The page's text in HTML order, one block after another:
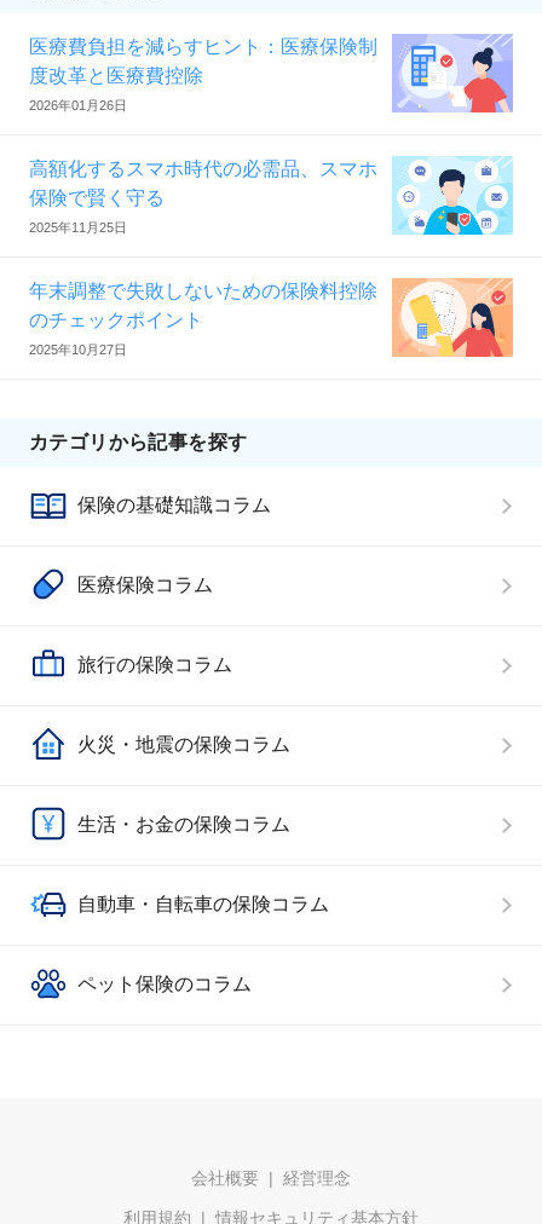
医療費負担を減らすヒント：医療保険制
度改革と医療費控除
2026年01月26日
高額化するスマホ時代の必需品、スマホ
保険で賢く守る
2025年11月25日
年末調整で失敗しないための保険料控除
のチェックポイント
2025年10月27日
カテゴリから記事を探す
保険の基礎知識コラム
医療保険コラム
旅行の保険コラム
火災・地震の保険コラム
生活・お金の保険コラム
自動車・自転車の保険コラム
ペット保険のコラム
会社概要 経営理念
利用規約 情報セキュリティ基本方針